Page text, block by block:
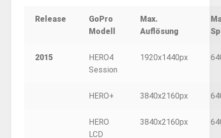
Release
GoPro
Modell
Max.
Auflösung
2015
HERO4
Session
1920x1440px
HERO+ 3840x2160px
HERO
LCD
3840x2160px